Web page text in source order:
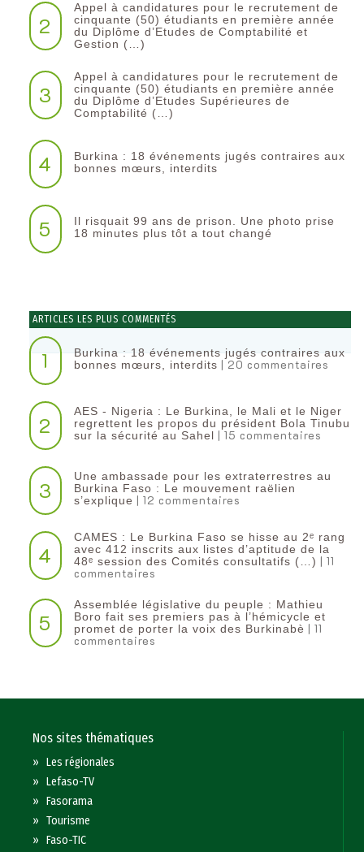
2
Appel à candidatures pour le recrutement de
cinquante (50) étudiants en première année
du Diplôme d’Etudes de Comptabilité et
Gestion (…)
3
Appel à candidatures pour le recrutement de
cinquante (50) étudiants en première année
du Diplôme d’Etudes Supérieures de
Comptabilité (…)
4
Burkina : 18 événements jugés contraires aux
bonnes mœurs, interdits
5
Il risquait 99 ans de prison. Une photo prise
18 minutes plus tôt a tout changé
ARTICLES LES PLUS COMMENTÉS
1
Burkina : 18 événements jugés contraires aux
bonnes mœurs, interdits | 20 commentaires
2
AES - Nigeria : Le Burkina, le Mali et le Niger
regrettent les propos du président Bola Tinubu
sur la sécurité au Sahel | 15 commentaires
3
Une ambassade pour les extraterrestres au
Burkina Faso : Le mouvement raëlien
s’explique | 12 commentaires
4
CAMES : Le Burkina Faso se hisse au 2ᵉ rang
avec 412 inscrits aux listes d’aptitude de la
48ᵉ session des Comités consultatifs (…) | 11
commentaires
5
Assemblée législative du peuple : Mathieu
Boro fait ses premiers pas à l’hémicycle et
promet de porter la voix des Burkinabè | 11
commentaires
Nos sites thématiques
»Les régionales
»Lefaso-TV
»Fasorama
»Tourisme
»Faso-TIC